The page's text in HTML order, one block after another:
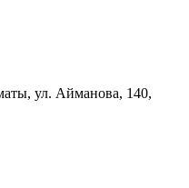
ул. Айманова, 140,